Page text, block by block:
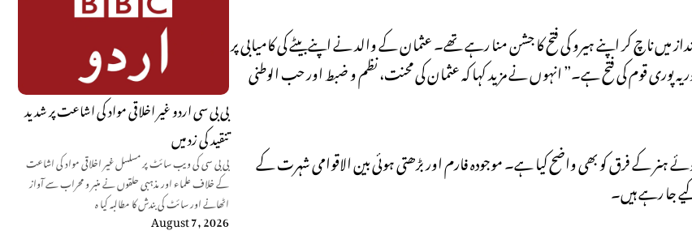
بی بی سی اردو غیر اخلاقی مواد کی اشاعت پر شدید
تنقید کی زد میں
بی بی سی کی ویب سائٹ پر مسلسل غیر اخلاقی مواد کی اشاعت
کے خلاف علماء اور مذہبی حلقوں نے منبر و محراب سے آواز
اٹھانے اور سائٹ کی بندش کا مطالبہ کیا ہ
August 7, 2026
میں ناچ کر اپنے ہیرو کی فتح کا جشن منا رہے تھے۔ عثمان کے والد نے اپنے بیٹے کی کامیابی پر
پوری قوم کی فتح ہے۔” انہوں نے مزید کہا کہ عثمان کی محنت، نظم و ضبط اور حب الوطنی
کے فرق کو بھی واضح کیا ہے۔ موجودہ فارم اور بڑھتی ہوئی بین الاقوامی شہرت کے
جا رہے ہیں۔